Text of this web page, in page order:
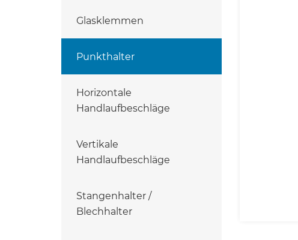
Glasklemmen
Punkthalter
Horizontale
Handlaufbeschläge
Vertikale
Handlaufbeschläge
Stangenhalter /
Blechhalter